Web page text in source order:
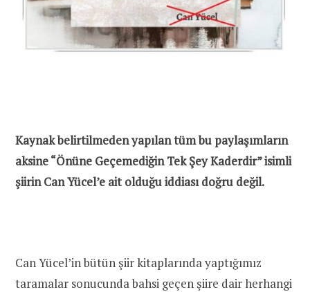
Kaynak belirtilmeden yapılan tüm bu paylaşımların
aksine “Önüne Geçemediğin Tek Şey Kaderdir” isimli
şiirin Can Yücel’e ait olduğu iddiası doğru değil.
Can Yücel’in bütün şiir kitaplarında yaptığımız
taramalar sonucunda bahsi geçen şiire dair herhangi